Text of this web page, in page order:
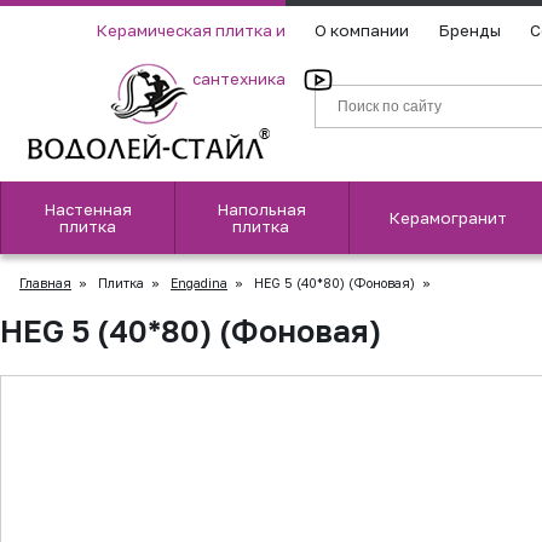
Керамическая плитка и
сантехника
О компании Бренды
Настенная
плитка
Напольная
плитка
Керамогранит
Главная » Плитка » Engadina » HEG 5 (40*80) (Фоновая) »
HEG 5 (40*80) (Фоновая)